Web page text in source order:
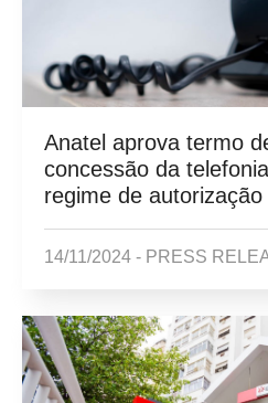
Anatel aprova termo
concessão da
regime de autorização
14/11/2024 - PRESS